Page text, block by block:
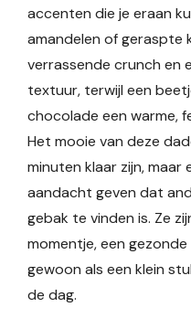
accenten die je eraan
amandelen of geraspte
verrassende crunch en
textuur, terwijl een
chocolade een warme,
Het mooie van deze
minuten klaar zijn, maar
aandacht geven dat
gebak te vinden is. Ze
momentje, een
gewoon als een klein
de dag.